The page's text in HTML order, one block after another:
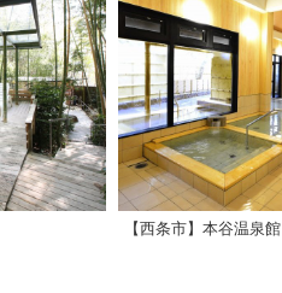
【西条市】本谷温泉館